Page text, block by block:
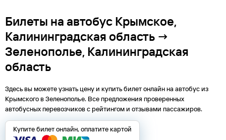
Билеты на автобус Крымское,
Калининградская область →
Зеленополье, Калининградская
область
Здесь вы можете узнать цену и купить билет онлайн на автобус из
КрымскоговЗеленополье. Все предложения проверенных
автобусных перевозчиков с рейтингом и отзывами пассажиров.
Купите билет онлайн, оплатите картой